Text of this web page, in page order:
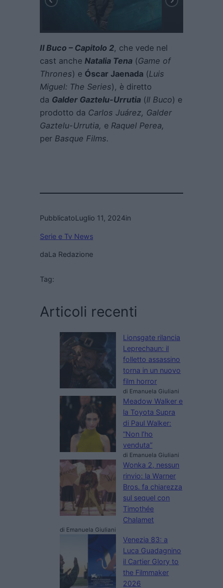
Il Buco – Capitolo 2, che vede nel
cast anche Natalia Tena (Game of
Thrones) e Óscar Jaenada (Luis
Miguel: The Series), è diretto
da Galder Gaztelu-Urrutia (Il Buco) e
prodotto da Carlos Juárez, Galder
Gaztelu-Urrutia, e Raquel Perea,
per Basque Films.
PubblicatoLuglio 11, 2024in
Serie e Tv News
daLa Redazione
Tag:
Articoli recenti
Lionsgate rilancia
Leprechaun: il
folletto assassino
torna in un nuovo
film horror
di Emanuela Giuliani
Meadow Walker e
la Toyota Supra
di Paul Walker:
“Non l’ho
venduta”
di Emanuela Giuliani
Wonka 2, nessun
rinvio: la Warner
Bros. fa chiarezza
sul sequel con
Timothée
Chalamet
di Emanuela Giuliani
Venezia 83: a
Luca Guadagnino
il Cartier Glory to
the Filmmaker
2026